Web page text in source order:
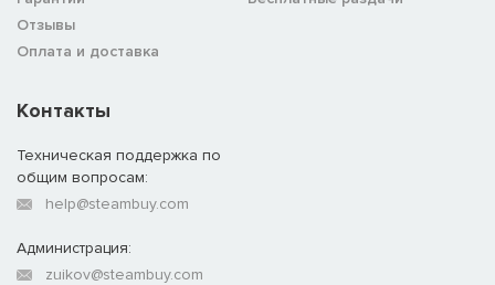
Отзывы
Оплата и доставка
Контакты
Техническая поддержка по
общим вопросам:
help@steambuy.com
Администрация:
zuikov@steambuy.com